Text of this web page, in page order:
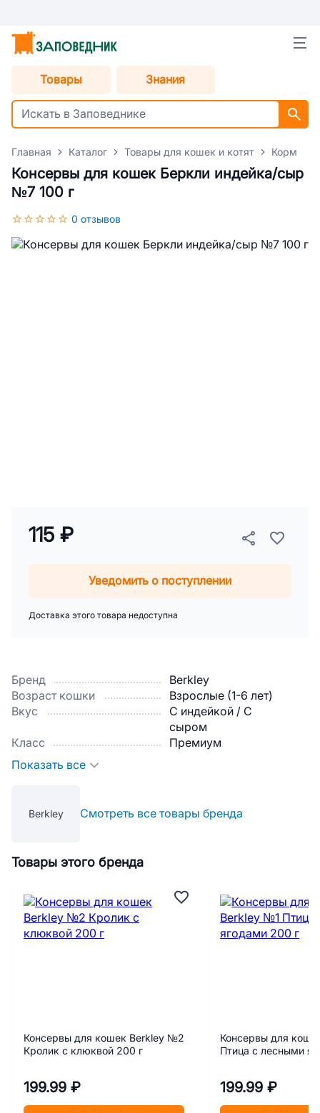
Товары Знания
Главная Каталог Товары для кошек и котят Корм
Консервы для кошек Беркли индейка/сыр
№7 100 г
0 отзывов
Бренд
Berkley
Возраст кошки
Взрослые (1-6 лет)
Вкус
С индейкой / С
сыром
Класс
Премиум
Показать все
Berkley Смотреть все товары бренда
115 ₽
Уведомить о поступлении
Доставка этого товара недоступна
Товары этого бренда
Консервы для кошек Berkley №2
Кролик с клюквой 200 г
199.99 ₽
Консервы для
Птица с лесными
199.99 ₽